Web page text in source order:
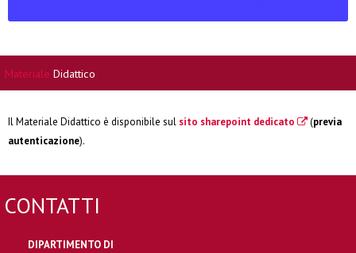
Materiale Didattico
Il Materiale Didattico è disponibile sul sito sharepoint dedicato (previa
autenticazione).
CONTATTI
DIPARTIMENTO DI